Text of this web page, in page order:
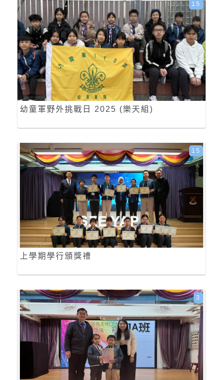
幼童軍野外挑戰日 2025 (樂天組)
15
上學期學行頒獎禮
15
3